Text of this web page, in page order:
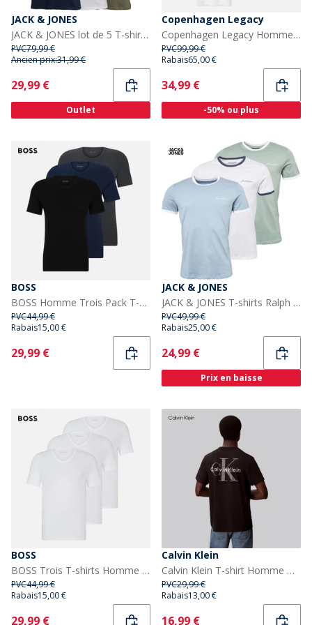
JACK & JONES
JACK & JONES lot de 5 T-shirts JXJ Homme Bleu Marine/Blanc/Gris/Khaki/Noir
PVC79,99 €
Ancien prix:31,99 €
Current
29,99 €
Outlet
Copenhagen Legacy
Copenhagen Legacy Homme Copehagen Legacy Dix Paquets T-shirts Blanc
PVC99,99 €
Rabais65,00 €
Current
34,99 €
-50% ou plus
BOSS
BOSS Homme Trois Pack T-shirts Open Blue
PVC44,99 €
Rabais15,00 €
Current
29,99 €
JACK & JONES
JACK & JONES T-shirts Ralph homme, lot de 3, blanc/Bleu Ashley/vert milieu
PVC49,99 €
Rabais25,00 €
Current
24,99 €
Prix en baisse
BOSS
BOSS Trois T-shirts Homme par lot Blanc
PVC44,99 €
Rabais15,00 €
Current
29,99 €
Calvin Klein
Calvin Klein T-shirt Homme Noir
PVC29,99 €
Rabais13,00 €
Current
16,99 €